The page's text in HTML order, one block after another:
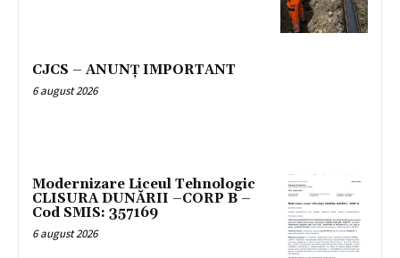
CJCS – ANUNȚ IMPORTANT
6 august 2026
Modernizare Liceul Tehnologic
CLISURA DUNĂRII –CORP B –
Cod SMIS: 357169
6 august 2026